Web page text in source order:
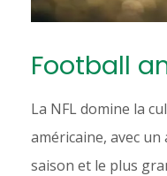
Football
La NFL domine la
américaine, avec
saison et le plus